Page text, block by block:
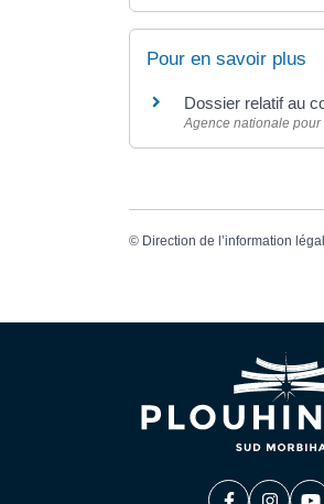
Pour en savoir plus
Dossier relatif au
Agence nationale pour
© Direction de l’information